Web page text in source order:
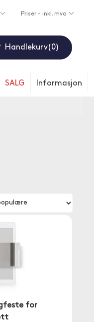
Priser - inkl. mva
Handlekurv 0
SALG Informasjon
for